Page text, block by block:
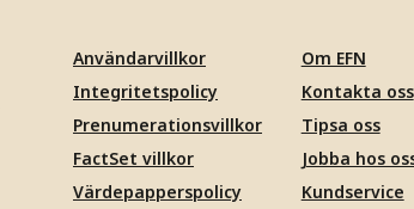
Användarvillkor
Integritetspolicy
Prenumerationsvillkor
FactSet villkor
Värdepapperspolicy
Om EFN
Kontakta oss
Tipsa oss
Jobba hos
Kundservice